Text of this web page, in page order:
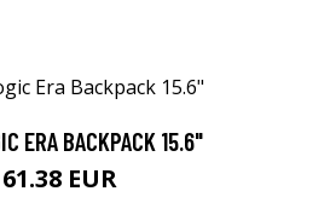
ERA BACKPACK 15.6"
61.38 EUR